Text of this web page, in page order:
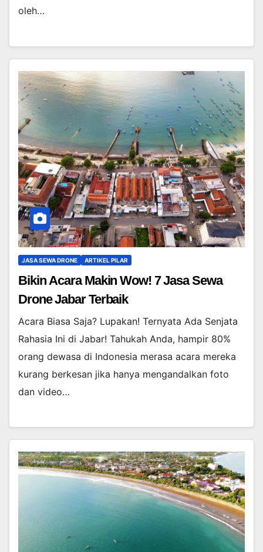
oleh…
JASA SEWA DRONE ARTIKEL PILAR
Bikin Acara Makin Wow! 7 Jasa Sewa
Drone Jabar Terbaik
Acara Biasa Saja? Lupakan! Ternyata Ada Senjata
Rahasia Ini di Jabar! Tahukah Anda, hampir 80%
orang dewasa di Indonesia merasa acara mereka
kurang berkesan jika hanya mengandalkan foto
dan video…